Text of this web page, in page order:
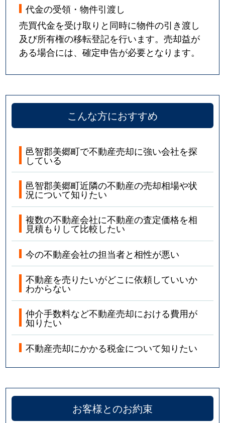
代金の受領・物件引渡し
売買代金を受け取りと同時に物件の引き渡し
及び所有権の移転登記を行います。売却益が
ある場合には、確定申告が必要となります。
こんな方におすすめ
邑智郡美郷町で不動産売却に強い会社を探
している
邑智郡美郷町近隣の不動産の売却相場や状
況について知りたい
複数の不動産会社に不動産の査定価格を相
見積もりして比較したい
今の不動産会社の担当者と相性が悪い
不動産を売りたいがどこに依頼していいか
わからない
仲介手数料など不動産売却における費用が
知りたい
不動産売却にかかる税金について知りたい
お客様とのお約束